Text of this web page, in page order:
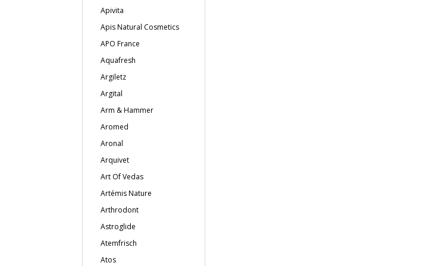
Apivita
Apis Natural Cosmetics
APO France
Aquafresh
Argiletz
Argital
Arm & Hammer
Aromed
Aronal
Arquivet
Art Of Vedas
Artémis Nature
Arthrodont
Astroglide
Atemfrisch
Atos